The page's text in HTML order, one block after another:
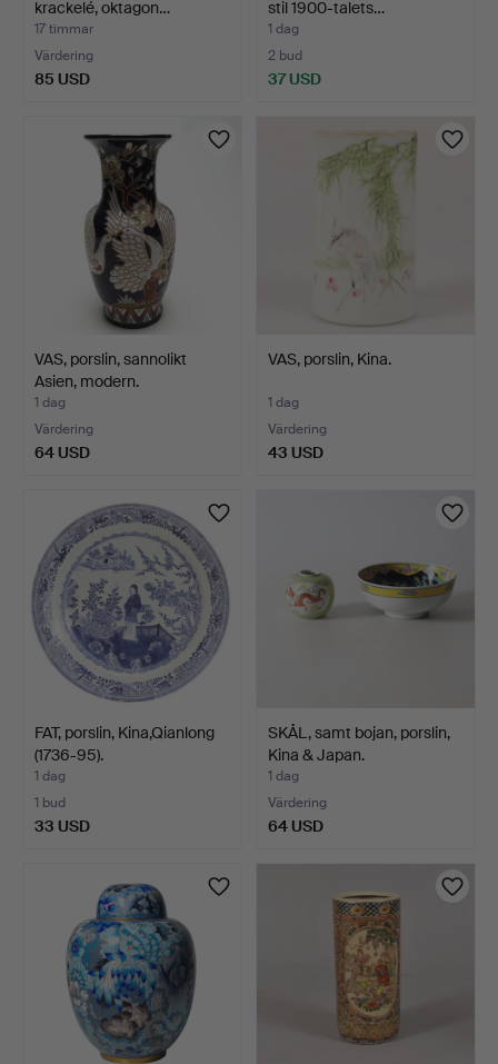
krackelé, oktagon…
17 timmar
Värdering
85 USD
stil 1900-talets…
1 dag
2 bud
37 USD
VAS, porslin, sannolikt
Asien, modern.
1 dag
Värdering
64 USD
VAS, porslin, Kina.
1 dag
Värdering
43 USD
FAT, porslin, Kina,Qianlong
(1736-95).
1 dag
1 bud
33 USD
SKÅL, samt bojan, porslin,
Kina & Japan.
1 dag
Värdering
64 USD